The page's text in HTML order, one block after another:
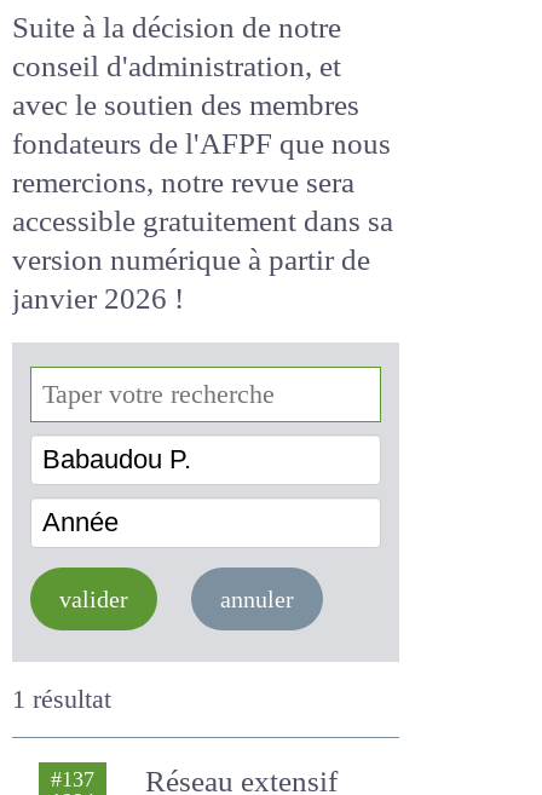
Suite à la décision de notre
conseil d'administration, et
avec le soutien des membres
fondateurs de l'AFPF que nous
remercions, notre revue sera
accessiblegratuitementdans
sa version numérique
de janvier 2026 !
Babaudou P.
valider annuler
1 résultat